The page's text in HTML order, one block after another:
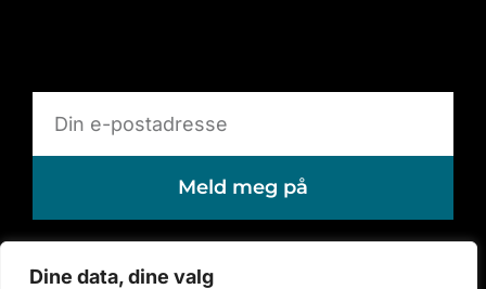
Dine data, dine valg
Meld meg på